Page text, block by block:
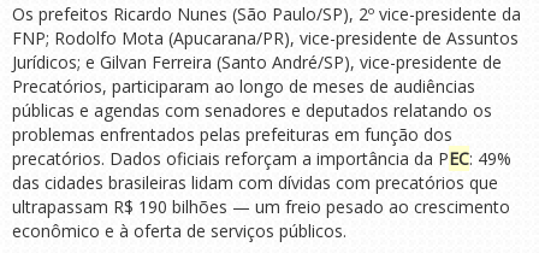
Os prefeitos Ricardo Nunes (São Paulo/SP), 2º vice-presidente da
FNP; Rodolfo Mota (Apucarana/PR), vice-presidente de Assuntos
Jurídicos; e Gilvan Ferreira (Santo André/SP), vice-presidente de
Precatórios, participaram ao longo de meses de audiências
públicas e agendas com senadores e deputados relatando os
problemas enfrentados pelas prefeituras em função dos
precatórios. Dados oficiais reforçam a importância da PEC: 49%
das cidades brasileiras lidam com dívidas com precatórios que
ultrapassam R$ 190 bilhões — um freio pesado ao crescimento
econômico e à oferta de serviços públicos.